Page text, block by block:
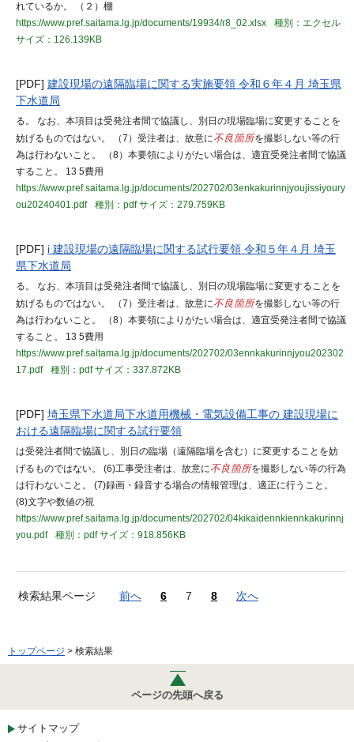
れているか。 （２）棚
https://www.pref.saitama.lg.jp/documents/19934/r8_02.xlsx
種別：エクセル
サイズ：126.139KB
[PDF] 建設現場の遠隔臨場に関する実施要領 令和６年４月 埼玉県
下水道局
る。 なお、本項目は受発注者間で協議し、別日の現場臨場に変更することを
妨げるものではない。 （7）受注者は、故意に不良箇所を撮影しない等の行
為は行わないこと。 （8）本要領によりがたい場合は、適宜受発注者間で協議
すること。 13 5費用
https://www.pref.saitama.lg.jp/documents/202702/03enkakurinnjyoujissiyoury
ou20240401.pdf
種別：pdfサイズ：279.759KB
[PDF] i 建設現場の遠隔臨場に関する試行要領 令和５年４月 埼玉
県下水道局
る。 なお、本項目は受発注者間で協議し、別日の現場臨場に変更することを
妨げるものではない。 （7）受注者は、故意に不良箇所を撮影しない等の行
為は行わないこと。 （8）本要領によりがたい場合は、適宜受発注者間で協議
すること。 13 5費用
https://www.pref.saitama.lg.jp/documents/202702/03ennkakurinnjyou202302
17.pdf
種別：pdfサイズ：337.872KB
[PDF] 埼玉県下水道局下水道用機械・電気設備工事の 建設現場に
おける遠隔臨場に関する試行要領
は受発注者間で協議し、別日の臨場（遠隔臨場を含む）に変更することを妨
げるものではない。 (6)工事受注者は、故意に不良箇所を撮影しない等の行為
は行わないこと。 (7)録画・録音する場合の情報管理は、適正に行うこと。
(8)文字や数値の視
https://www.pref.saitama.lg.jp/documents/202702/04kikaidennkiennkakurinnj
you.pdf
種別：pdfサイズ：918.856KB
検索結果ページ 前へ 6 7 8 次へ
トップページ > 検索結果
ページの先頭へ戻る
サイトマップ